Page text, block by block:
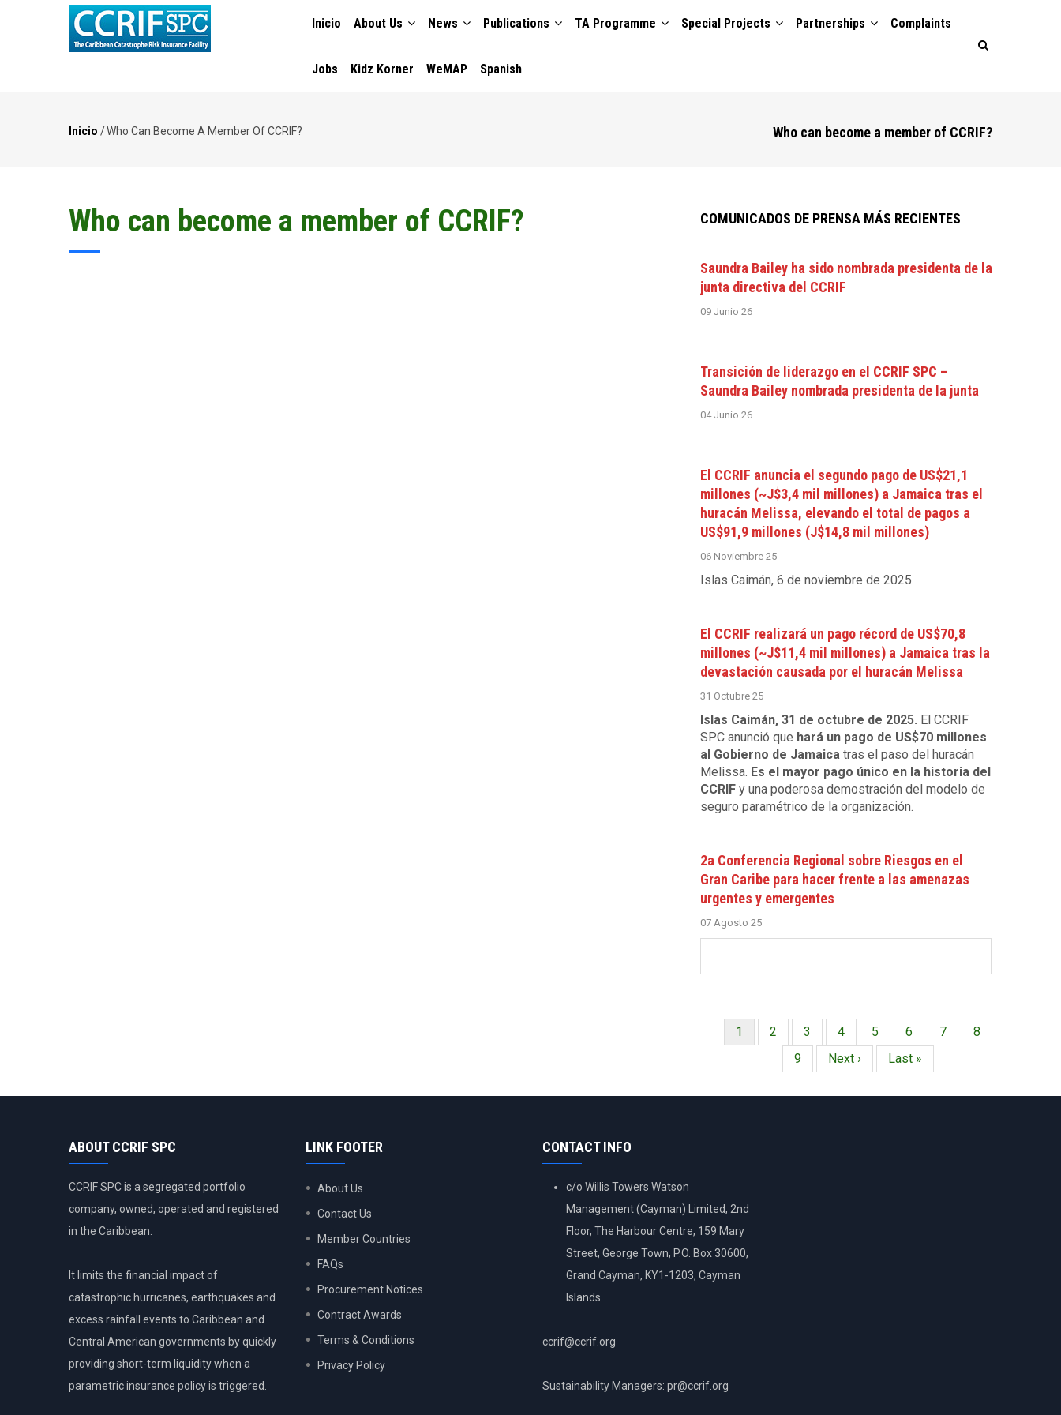
NAVIGATION
Inicio About Us News Publications TA Programme Special Projects Partnerships Complaints
Jobs Kidz Korner WeMAP Spanish
Who can become a member of CCRIF?
Inicio /Who Can Become A Member Of CCRIF?
Who can become a member of CCRIF? COMUNICADOS DE PRENSA MÁS RECIENTES
Saundra Bailey ha sido nombrada presidenta de la
junta directiva del CCRIF
09 Junio 26
Transición de liderazgo en el CCRIF SPC –
Saundra Bailey nombrada presidenta de la junta
04 Junio 26
El CCRIF anuncia el segundo pago de US$21,1
millones (~J$3,4 mil millones) a Jamaica tras el
huracán Melissa, elevando el total de pagos a
US$91,9 millones (J$14,8 mil millones)
06 Noviembre 25
Islas Caimán, 6 de noviembre de 2025.
El CCRIF realizará un pago récord de US$70,8
millones (~J$11,4 mil millones) a Jamaica tras la
devastación causada por el huracán Melissa
31 Octubre 25
Islas Caimán, 31 de octubre de 2025. El CCRIF
SPC anunció que hará un pago de US$70 millones
al Gobierno de Jamaica tras el paso del huracán
Melissa. Es el mayor pago único en la historia del
CCRIF y una poderosa demostración del modelo de
seguro paramétrico de la organización.
2a Conferencia Regional sobre Riesgos en el
Gran Caribe para hacer frente a las amenazas
urgentes y emergentes
07 Agosto 25
Paginación
Página
actual
1 Página
2 Página
3 Página
4 Página
5 Página
6 Página
7 Página
8
Página
9
Siguiente
página
Next ›
Última
página
Last »
ABOUT CCRIF SPC
CCRIF SPC is a segregated portfolio
company, owned, operated and registered
in the Caribbean.
It limits the financial impact of
catastrophic hurricanes, earthquakes and
excess rainfall events to Caribbean and
Central American governments by quickly
providing short-term liquidity when a
parametric insurance policy is triggered.
LINK FOOTER
About Us
Contact Us
Member Countries
FAQs
Procurement Notices
Contract Awards
Terms & Conditions
Privacy Policy
CONTACT INFO
c/o Willis Towers Watson
Management (Cayman) Limited, 2nd
Floor, The Harbour Centre, 159 Mary
Street, George Town, P.O. Box 30600,
Grand Cayman, KY1-1203, Cayman
Islands
ccrif@ccrif.org
Sustainability Managers: pr@ccrif.org